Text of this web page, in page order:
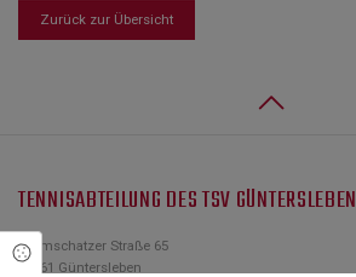
Zurück zur Übersicht
TENNISABTEILUNG DES TSV GÜNTERSLEBEN
Gramschatzer Straße 65
97261 Güntersleben
Cookie Einstellungen